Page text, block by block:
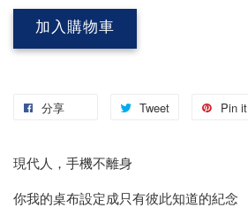
加入購物車
分享 Tweet Pin it
現代人，手機不離身
你我的桌布設定成只有彼此知道的紀念